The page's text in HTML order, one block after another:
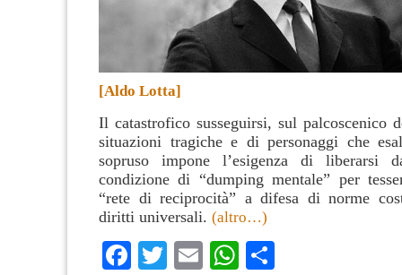
[Aldo Lotta]
Il catastrofico susseguirsi, sul palcoscenico
situazioni tragiche e di personaggi che
sopruso impone l’esigenza di liberarsi
condizione di “dumping mentale” per
“rete di reciprocità” a difesa di norme
diritti universali. (altro…)
Facebook
TwitterEmailWhatsApp